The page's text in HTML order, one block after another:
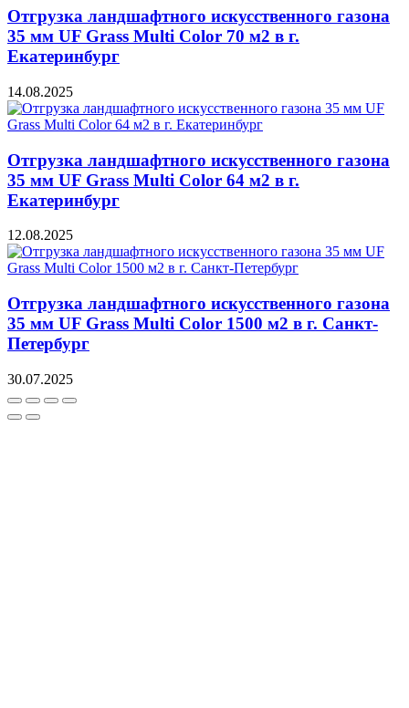
Отгрузка ландшафтного искусственного газона
35 мм UF Grass Multi Color 70 м2 в г.
Екатеринбург
14.08.2025
Отгрузка ландшафтного искусственного газона
35 мм UF Grass Multi Color 64 м2 в г.
Екатеринбург
12.08.2025
Отгрузка ландшафтного искусственного газона
35 мм UF Grass Multi Color 1500 м2 в г. Санкт-
Петербург
30.07.2025